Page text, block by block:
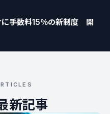
手数料15％の新制度 開
新記事